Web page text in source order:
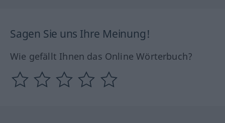
Sagen Sie uns Ihre Meinung!
Wie gefällt Ihnen das Online Wörterbuch?